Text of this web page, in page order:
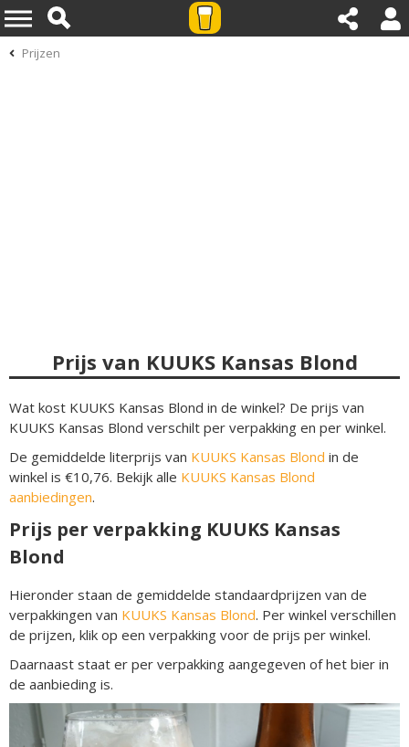
Prijzen
Prijs van KUUKS Kansas Blond
Wat kost KUUKS Kansas Blond in de winkel? De prijs van
KUUKS Kansas Blond verschilt per verpakking en per winkel.
De gemiddelde literprijs van KUUKS Kansas Blond in de
winkel is €10,76. Bekijk alle KUUKS Kansas Blond
aanbiedingen.
Prijs per verpakking KUUKS Kansas
Blond
Hieronder staan de gemiddelde standaardprijzen van de
verpakkingen van KUUKS Kansas Blond. Per winkel verschillen
de prijzen, klik op een verpakking voor de prijs per winkel.
Daarnaast staat er per verpakking aangegeven of het bier in
de aanbieding is.